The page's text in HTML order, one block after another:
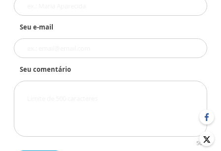
Seu e-mail
Seu comentário
500